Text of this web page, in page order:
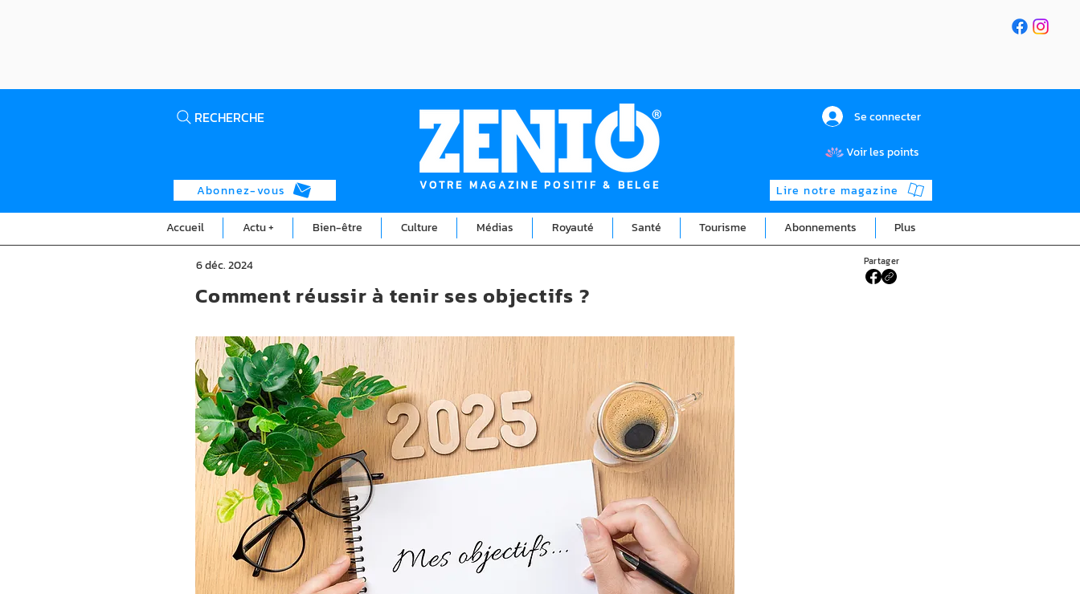
RECHERCHE
Abonnez-vous VOTRE MAGAZINE POSITIF & BELGE
Se connecter
Voir les points
Lire notre magazine
Accueil Actu + Bien-être Culture Médias Royauté Santé Tourisme Abonnements Plus
6 déc. 2024 Partager
Comment réussir à tenir ses objectifs ?